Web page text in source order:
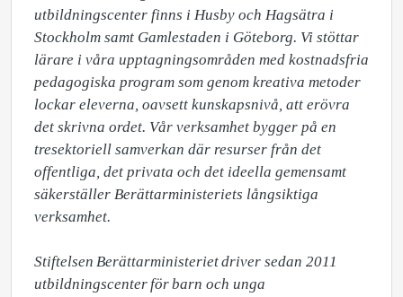
utbildningscenter finns i Husby och Hagsätra i
Stockholm samt Gamlestaden i Göteborg. Vi stöttar
lärare i våra upptagningsområden med kostnadsfria
pedagogiska program som genom kreativa metoder
lockar eleverna, oavsett kunskapsnivå, att erövra
det skrivna ordet. Vår verksamhet bygger på en
tresektoriell samverkan där resurser från det
offentliga, det privata och det ideella gemensamt
säkerställer Berättarministeriets långsiktiga
verksamhet.
Stiftelsen Berättarministeriet driver sedan 2011
utbildningscenter för barn och unga